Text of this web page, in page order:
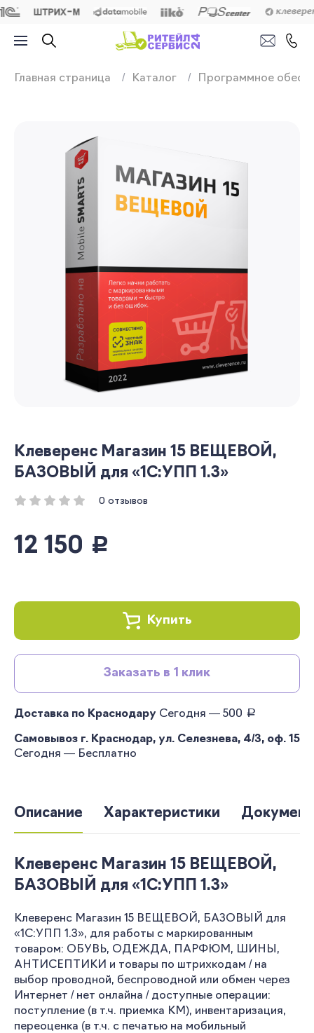
Продажа,
Главная страница Каталог Программное
Клеверенс Магазин 15 ВЕЩЕВОЙ,
БАЗОВЫЙ для «1С:УПП 1.3»
0 отзывов
12 150 руб.
Купить
Заказать в 1 клик
Доставка по Краснодару Сегодня — 500 руб.
Самовывоз г. Краснодар, ул. Селезнева, 4/3, оф. 15
Сегодня — Бесплатно
Описание Характеристики
Клеверенс Магазин 15 ВЕЩЕВОЙ,
БАЗОВЫЙ для «1С:УПП 1.3»
Клеверенс Магазин 15 ВЕЩЕВОЙ, БАЗОВЫЙ для
«1С:УПП 1.3», для работы с маркированным
товаром: ОБУВЬ, ОДЕЖДА, ПАРФЮМ, ШИНЫ,
АНТИСЕПТИКИ и товары по штрихкодам / на
выбор проводной, беспроводной или обмен через
Интернет / нет онлайна / доступные операции:
поступление (в т.ч. приемка КМ), инвентаризация,
переоценка (в т.ч. с печатью на мобильный